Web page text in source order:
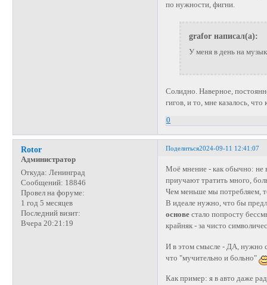
по нужности, фигни.
grafor написал(а):
У меня в день на
Солидно. Наверное,
гигов, и то, мне казалось,
0
Поделиться2024-09-11 12:41:07
Rotor
Администратор
Откуда: Ленинград
Сообщений: 18846
Провел на форуме:
1 год 5 месяцев
Последний визит:
Вчера 20:21:19
Моё мнение - как обычно: не
приучают тратить много,
Чем меньше мы
В идеале нужно, что бы
основе стало попросту
крайняк - за чисто
И в этом смысле - ДА, нужно
что "мучительно и больно"
Как пример: я в авто даже